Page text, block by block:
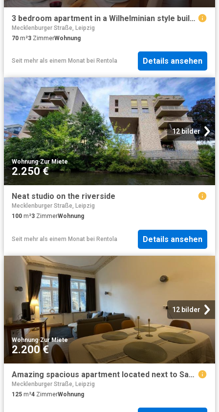
3 bedroom apartment in a Wilhelminian style building in Leipzig Lindenau
Mecklenburger Straße, Leipzig
70 m²3 ZimmerWohnung
Seit mehr als einem Monat bei Rentola Details ansehen
12 bilder
Wohnung·Zur Miete
2.250 €
Neat studio on the riverside
Mecklenburger Straße, Leipzig
100 m²3 ZimmerWohnung
Seit mehr als einem Monat bei Rentola Details ansehen
12 bilder
Wohnung·Zur Miete
2.200 €
Amazing spacious apartment located next to Sankt Peters church
Mecklenburger Straße, Leipzig
125 m²4 ZimmerWohnung